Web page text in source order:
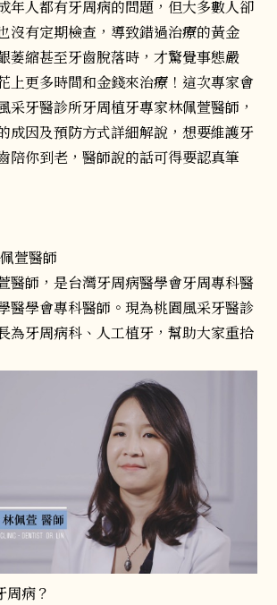
年人都有牙周病的問題，但大多數人卻
沒有定期檢查，導致錯過治療的黃金
萎縮甚至牙齒脫落時，才驚覺事態嚴
上更多時間和金錢來治療！這次專家會
采牙醫診所牙周植牙專家林佩萱醫師，
成因及預防方式詳細解說，想要維護牙
陪你到老，醫師說的話可得要認真筆
萱醫師
醫師，是台灣牙周病醫學會牙周專科醫
醫學會專科醫師。現為桃園風采牙醫診
為牙周病科、人工植牙，幫助大家重拾
周病？